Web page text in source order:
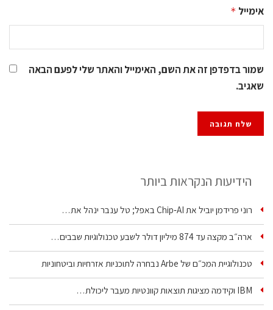
אימייל *
שמור בדפדפן זה את השם, האימייל והאתר שלי לפעם הבאה
שאגיב.
הידיעות הנקראות ביותר
רוני פרידמן יוביל את Chip‑AI באפל; טל ענבר ינהל את…
ארה״ב מקצה עד 874 מיליון דולר לשבע טכנולוגיות שבבים…
טכנולוגיית המכ״ם של Arbe נבחרה לתוכניות אזרחיות וביטחוניות
IBM וקידמה מציגות תוצאות קוונטיות מעבר ליכולת…